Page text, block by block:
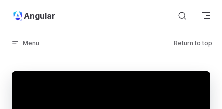
Skip to content
Angular
Menu Return to top